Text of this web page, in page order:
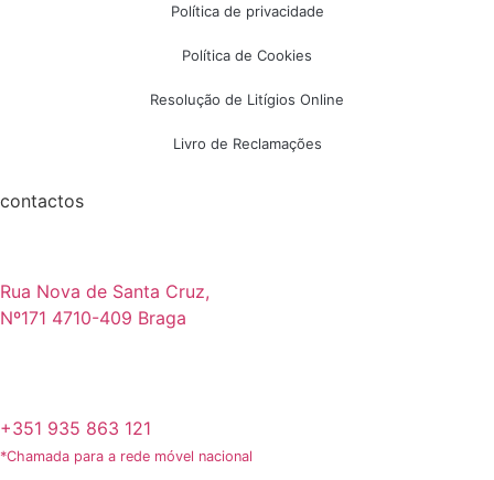
Política de privacidade
Política de Cookies
Resolução de Litígios Online
Livro de Reclamações
contactos
Rua Nova de Santa Cruz,
Nº171 4710-409 Braga
+351 935 863 121
*Chamada para a rede móvel nacional